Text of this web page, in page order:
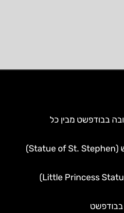
בבודפשט מבין כל
פסל המלך שטפן הקדוש (Statue of St. Stephen)
פסל הנסיכה הקטנה (Little Princess Statue)